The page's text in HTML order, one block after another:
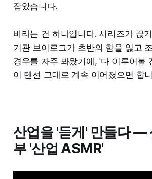
잡았습니다.
바라는 건 하나입니다. 시리즈가 끊
기관 브이로그가 초반의 힘을 잃고
경우를 자주 봐왔기에, '다 이루어볼
이 텐션 그대로 계속 이어졌으면 합
산업을 '듣게' 만들다 —
부 '산업 ASMR'